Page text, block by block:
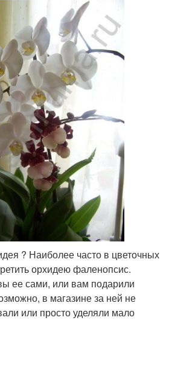
? Наиболее часто в цветочных
орхидею фаленопсис.
ее сами, или вам подарили
в магазине за ней не
или просто уделяли мало